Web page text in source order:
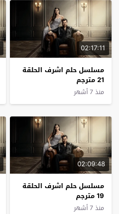
02:17:11
مسلسل حلم اشرف الحلقة
21 مترجم
منذ 7 أشهر
02:09:48
مسلسل حلم اشرف الحلقة
19 مترجم
منذ 7 أشهر